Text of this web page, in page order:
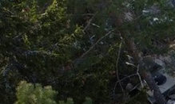
Siirry
sisältöön